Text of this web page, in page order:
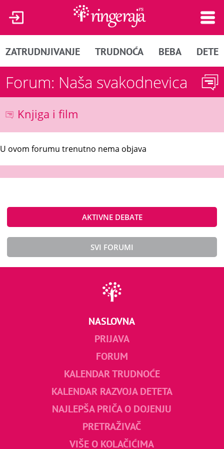
ZATRUDNJIVANJE TRUDNOĆA BEBA DETE
Forum: Naša svakodnevica
Knjiga i film
U ovom forumu trenutno nema objava
AKTIVNE DEBATE
SVI FORUMI
NASLOVNA
PRIJAVA
FORUM
KALENDAR TRUDNOĆE
KALENDAR RAZVOJA DETETA
NAJLEPŠA PRIČA O DOJENJU
PRETRAŽIVAČ
VIŠE O KOLAČIĆIMA